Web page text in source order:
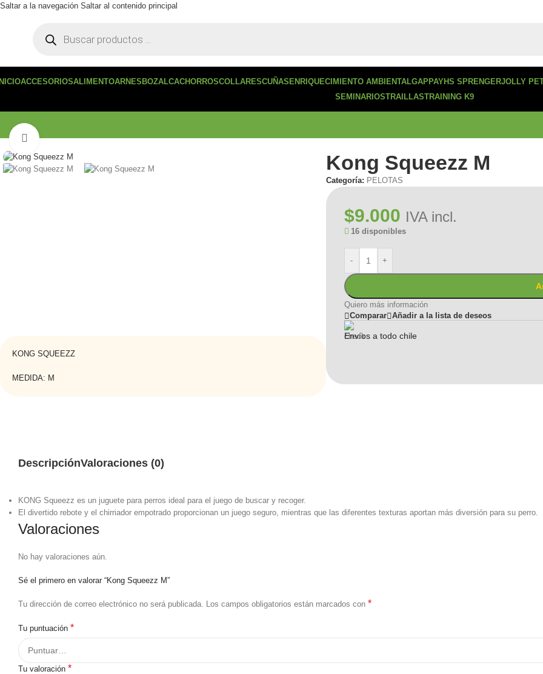
Saltar a la navegación Saltar al contenido principal
ACCESORIOSALIMENTOARNES BOZALCACHORROSCOLLARESCUÑAS ENRIQUECIMIENTO AMBIENTALGAPPAYHS SPRENGERJOLLY
SEMINARIOSTRAILLASTRAINING K9
Haga clic para ampliar
KONG SQUEEZZ
MEDIDA: M
Kong Squeezz M
Categoría: PELOTAS
$9.000 IVA incl.
16 disponibles
- +
Quiero más información
Comparar
Añadir a la lista de deseos
Envíos a todo chile
DescripciónValoraciones (0)
KONG Squeezz es un juguete para perros ideal para el juego de buscar y recoger.
El divertido rebote y el chirriador empotrado proporcionan un juego seguro, mientras que las diferentes texturas aportan más diversión para su perro.
Valoraciones
No hay valoraciones aún.
Sé el primero en valorar “Kong Squeezz M”
Tu dirección de correo electrónico no será publicada. Los campos obligatorios están marcados con *
Tu puntuación *
Tu valoración *